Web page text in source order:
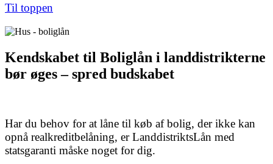
Til toppen
Kendskabet til Boliglån i landdistrikterne
bør øges – spred budskabet
Har du behov for at låne til køb af bolig, der ikke kan
opnå realkreditbelåning, er LanddistriktsLån med
statsgaranti måske noget for dig.